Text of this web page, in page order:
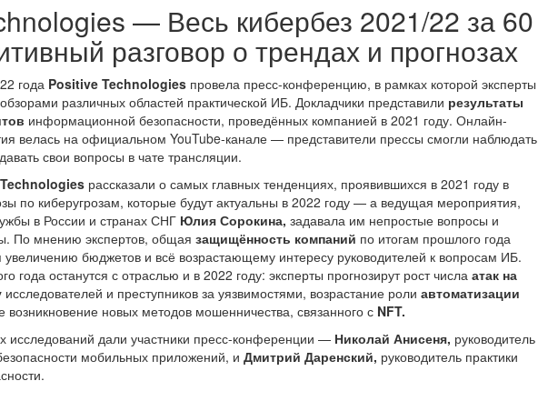
— Весь кибербез 2021/22 за 60
разговор о трендах и прогнозах
года Positive Technologies провела пресс-конференцию, в рамках которой эксперты
различных областей практической ИБ. Докладчики представили результаты
информационной безопасности, проведённых компанией в 2021 году. Онлайн-
велась на официальном YouTube-канале — представители прессы смогли наблюдать
свои вопросы в чате трансляции.
рассказали о самых главных тенденциях, проявившихся в 2021 году в
по киберугрозам, которые будут актуальны в 2022 году — а ведущая мероприятия,
в России и странах СНГ Юлия Сорокина, задавала им непростые вопросы и
По мнению экспертов, общая защищённость компаний по итогам прошлого года
бюджетов и всё возрастающему интересу руководителей к вопросам ИБ.
года останутся с отраслью и в 2022 году: эксперты прогнозирут рост числа атак на
исследователей и преступников за уязвимостями, возрастание роли автоматизации
возникновение новых методов мошенничества, связанного с NFT.
исследований дали участники пресс-конференции — Николай Анисеня, руководитель
мобильных приложений, и Дмитрий Даренский, руководитель практики